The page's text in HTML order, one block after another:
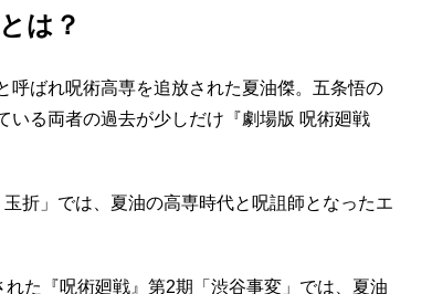
とは？
呼ばれ呪術高専を追放された夏油傑。五条悟の
いる両者の過去が少しだけ『劇場版 呪術廻戦
折」では、夏油の高専時代と呪詛師となったエ
た『呪術廻戦』第2期「渋谷事変」では、夏油